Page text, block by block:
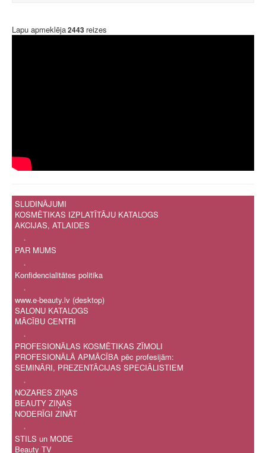
Lapu apmeklēja2443 reizes
SLUDINĀJUMI
KOSMĒTIKAS IZPLATĪTĀJU KATALOGS
AKCIJAS, ATLAIDES
.
PAR MUMS
.
Konfidencialitātes politika
.
www.e-beauty.lv (desktop)
SALONU KATALOGS
MĀCĪBU CENTRI
.
PROFESIONĀLAS KOSMĒTIKAS ZĪMOLI
PROFESIONĀLĀ APMĀCĪBA pēc profesijām:
SEMINĀRI, PREZENTĀCIJAS SPECIĀLISTIEM
.
NOZARES ZIŅAS
BEAUTY ZIŅAS
NODERĪGI ZINĀT
.
STILS un MODE
Beauty TV